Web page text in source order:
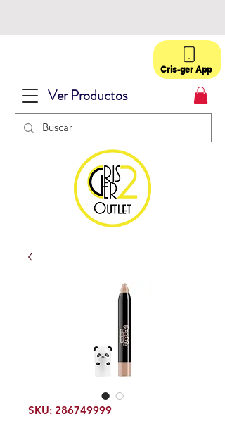
Ver Productos
Cris-ger App
SKU: 286749999